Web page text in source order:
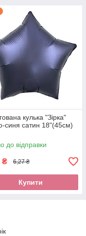
кулька "Зірка"
синя сатин 18"(45см)
до відправки
₴ 6,27 ₴
Купити